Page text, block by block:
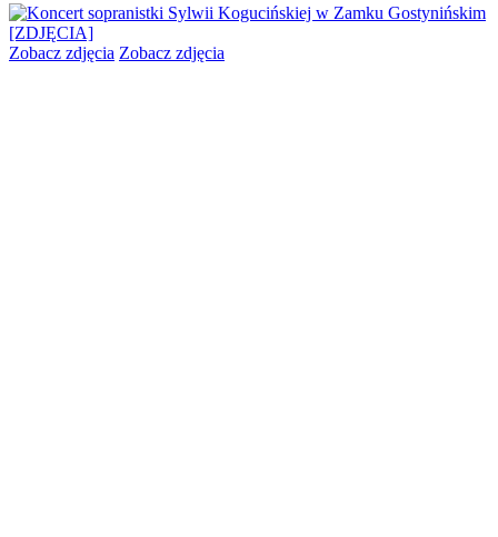
Zobacz zdjęcia Zobacz zdjęcia